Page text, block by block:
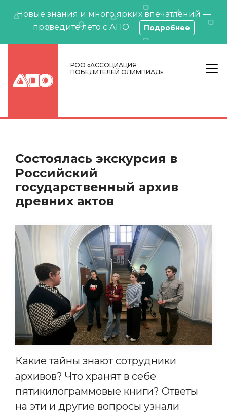
Новые знания и много ярких впечатлений —
проведите лето с АПО
Подробнее
РОО «АССОЦИАЦИЯ
ПОБЕДИТЕЛЕЙ ОЛИМПИАД»
Состоялась экскурсия в
Российский
государственный архив
древних актов
Какие тайны знают сотрудники
архивов? Что хранят в себе
пятикилограммовые книги? Ответы
на эти и другие вопросы узнали